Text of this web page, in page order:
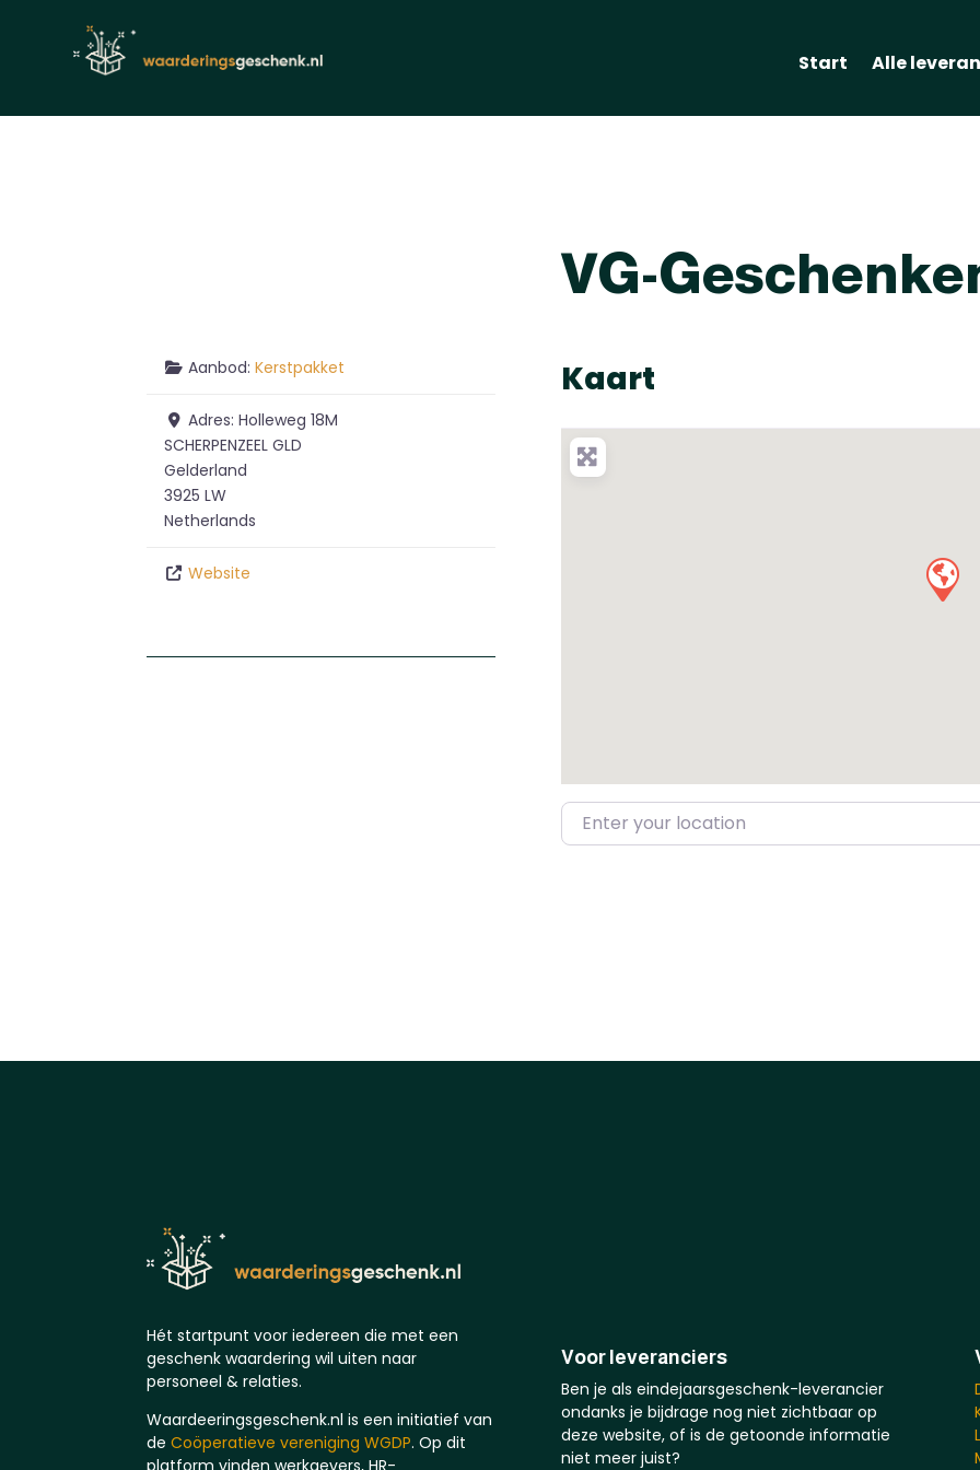
Start Alle
VG-
Aanbod: Kerstpakket
Adres: Holleweg 18M
SCHERPENZEEL GLD
Gelderland
3925 LW
Netherlands
Website
Kaart
Enter your location
Hét startpunt voor iedereen die met een
geschenk waardering wil uiten naar
personeel & relaties.
Waardeeringsgeschenk.nl is een initiatief van
de Coöperatieve vereniging WGDP. Op dit
Voor leveranciers
Ben je als eindejaarsgeschenk-leverancier
ondanks je bijdrage nog niet zichtbaar op
deze website, of is de getoonde informatie
niet meer juist?